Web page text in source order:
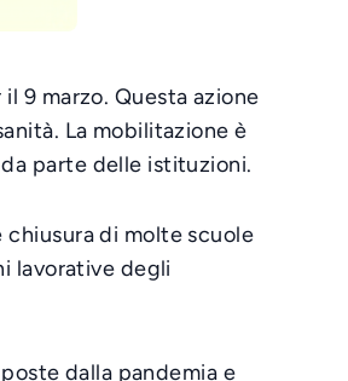
9 marzo. Questa azione
La mobilitazione è
parte delle istituzioni.
di molte scuole
lavorative degli
dalla pandemia e